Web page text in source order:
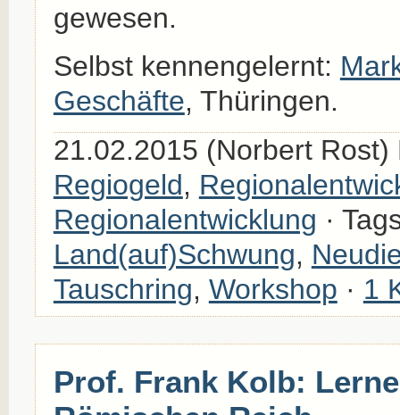
gewesen.
Selbst kennengelernt:
Geschäfte, Thüringen.
21.02.2015 (Norbert Rost)
Regiogeld,
Regionalentwicklung ·
Land(auf)Schwung,
Tauschring, Workshop · 1
Prof. Frank Kolb: